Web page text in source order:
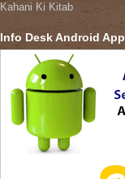
Kahani Ki Kitab
Info Desk Android App